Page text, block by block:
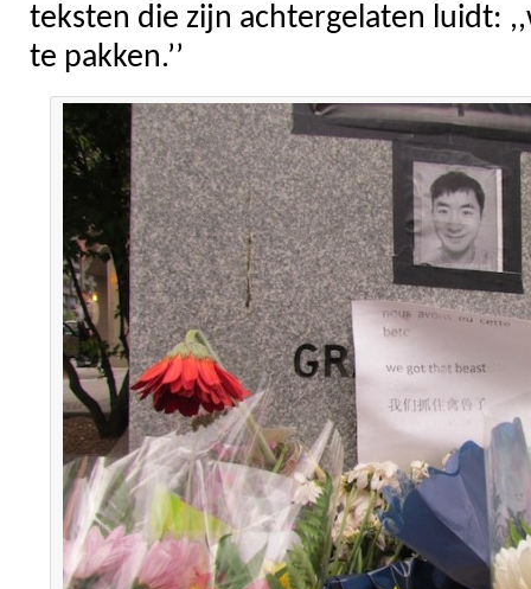
teksten die zijn achtergelaten luidt:
te pakken.’’